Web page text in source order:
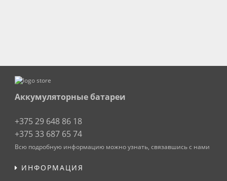
Аккумуляторные батареи
+375 29 648 86 18
+375 33 687 65 74
Всю подробную информацию можно узнать, связавшись с нами
ИНФОРМАЦИЯ